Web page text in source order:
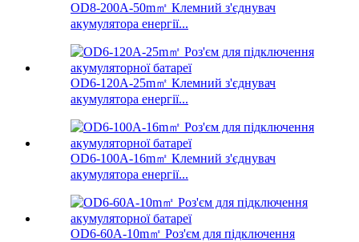
OD8-200A-50m㎡ Клемний з'єднувач
акумулятора енергії...
OD6-120A-25m㎡ Клемний з'єднувач
акумулятора енергії...
OD6-100A-16m㎡ Клемний з'єднувач
акумулятора енергії...
OD6-60A-10m㎡ Роз'єм для підключення